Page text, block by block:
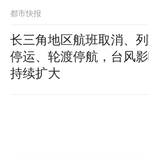
都市快报
长三角地区航班取消、
停运、轮渡停航，台风
持续扩大